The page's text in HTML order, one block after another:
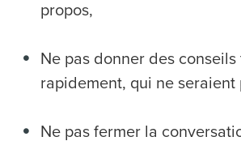
propos,
Ne pas donner des conseils
rapidement, qui ne seraient
Ne pas fermer la